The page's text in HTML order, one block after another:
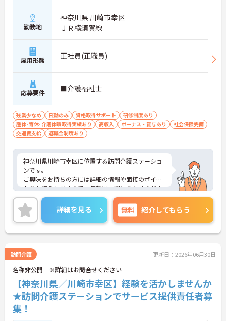
勤務地
神奈川県 川崎市幸区
ＪＲ横須賀線
雇用形態 正社員(正職員)
応募要件 ■介護福祉士
残業少なめ 日勤のみ 資格取得サポート
研修制度あり
産休･育休･介護休暇取得実績あり
高収入 ボーナス・賞与あり
社会保険完備
交通費支給
退職金制度あり
神奈川県川崎市幸区に位置する訪問介護ステーショ
ンです。
ご興味をお持ちの方には詳細の情報や面接のポイン
トをお伝えしますのでお気軽にお問い合わせくださ
いませ。
詳細を見る 無料 紹介してもらう
訪問介護 更新日：2026年06月30日
名称非公開 ※詳細はお問合せください
【神奈川県／川崎市幸区】経験を活かしませんか
★訪問介護ステーションでサービス提供責任者募
集！